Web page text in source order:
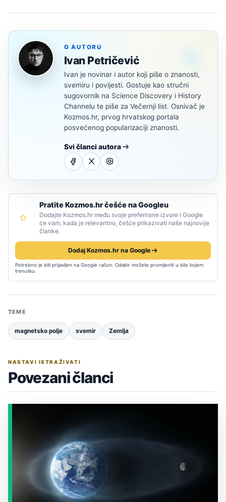
O AUTORU
Ivan Petričević
Ivan je novinar i autor koji piše o znanosti,
svemiru i povijesti. Gostuje kao stručni
sugovornik na Science Discovery i History
Channelu te piše za Večernji list. Osnivač je
Kozmos.hr, prvog hrvatskog portala
posvećenog popularizaciji znanosti.
Svi članci autora
Pratite Kozmos.hr češće na Googleu
Dodajte Kozmos.hr među svoje preferirane izvore i Google
će vam, kada je relevantno, češće prikazivati naše najnovije
članke.
Dodaj Kozmos.hr na Google
Potrebno je biti prijavljen na Google račun. Odabir možete promijeniti u bilo kojem
trenutku.
TEME
magnetsko polje svemir Zemlja
NASTAVI ISTRAŽIVATI
Povezani članci